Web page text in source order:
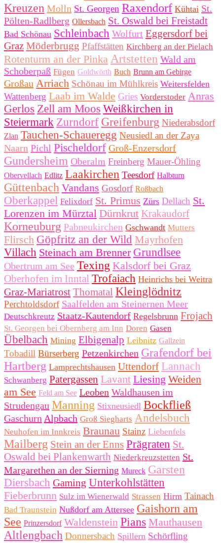
Kreuzen Molln St. Georgen Raxendorf Kühtai St.
Pölten-Radlberg Ollersbach St. Oswald bei Freistadt
Bad Schönau Schleinbach Wolfurt Eggersdorf bei
Graz Möderbrugg Pfaffstätten Kirchberg an der Pielach
Rotenturm an der Pinka Artstetten Wald am
Schoberpaß Fügen Goldwörth Buch Brunn am Gebirge
Großau Arriach Schönau im Mühlkreis Weitersfelden
Wattenberg Laab im Walde Gries Vorderstoder Anras
Gerlos Zell am Moos Weißkirchen in
Steiermark Zurndorf Greifenburg Niederabsdorf
Zlan Tauchen-Schaueregg Neusiedl an der Zaya
Naarn Pichl Pischeldorf Groß-Enzersdorf
Gundersheim Oberalm Freinberg Mauer-Öhling
Obervellach Edlitz Laakirchen Teesdorf Halbturn
Güttenbach Vandans Gosdorf Roßbach
Oberkappel Felixdorf St. Primus Zürs Dellach St.
Lorenzen im Mürztal Dürnkrut Krakaudorf
Korneuburg Pabneukirchen Gschwandt Mutters
Flirsch Göpfritz an der Wild Mayrhofen
Villach Steinach am Brenner Grundlsee
Obertrum am See Texing Kalsdorf bei Graz
Oberhofen im Inntal Trofaiach Heinrichs bei Weitra
Graz-Mariatrost Thomatal Kleinglödnitz
Perchtoldsdorf Saalfelden am Steinernen Meer
Deutschkreutz Staatz-Kautendorf Regelsbrunn Frojach
St. Georgen bei Obernberg am Inn Doren Gasen
Übelbach Mining Elbigenalp Leibnitz Gallzein
Tobadill Bürserberg Petzenkirchen Grafendorf bei
Hartberg Lamprechtshausen Uttendorf Lannach
Schwanberg Patergassen Lavant Liesing Weiden
am See Feld am See Leoben Waldhausen im
Strudengau Manning Stixneusiedl Bockfließ
Gaschurn Alpbach Groß Siegharts Andelsbuch
Neuhofen im Innkreis Braunau Stainz Liebenfels
Mailberg Stein an der Enns Prägraten St.
Oswald bei Plankenwarth Niederkreuzstetten St.
Margarethen an der Sierning Mureck Garsten
Diersbach Gaming Unterkohlstätten
Fieberbrunn Sulz im Wienerwald Strassen Hirm Tainach
Bad Traunstein Nußdorf am Attersee Gaishorn am
See Prinzersdorf Waldenstein Pians Mauthausen
Altlengbach Donnersbach Spillern Schörfling